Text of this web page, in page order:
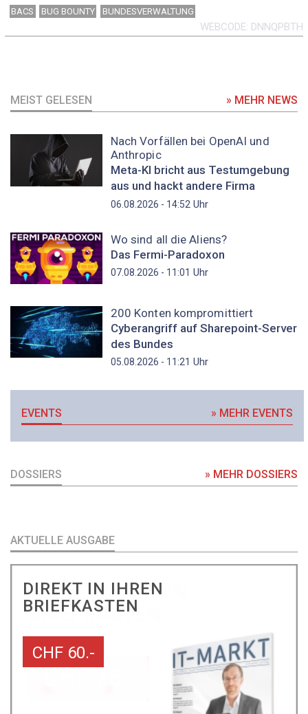
BACS BUG BOUNTY BUNDESVERWALTUNG
WEBCODE DNNQPBTH
MEIST GELESEN » MEHR NEWS
Nach Vorfällen bei OpenAI und
Anthropic
Meta-KI bricht aus Testumgebung
aus und hackt andere Firma
06.08.2026 - 14:52Uhr
Wo sind all die Aliens?
Das Fermi-Paradoxon
07.08.2026 - 11:01 Uhr
200 Konten kompromittiert
Cyberangriff auf Sharepoint-Server
des Bundes
05.08.2026 - 11:21 Uhr
EVENTS » MEHR EVENTS
DOSSIERS » MEHR DOSSIERS
AKTUELLE AUSGABE
DIREKT IN IHREN
BRIEFKASTEN
CHF 60.-